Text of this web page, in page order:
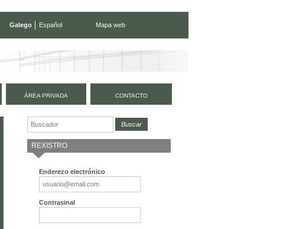
Galego Español Mapa web
ÁREA PRIVADA CONTACTO
REXISTRO
Enderezo electrónico
Contrasinal